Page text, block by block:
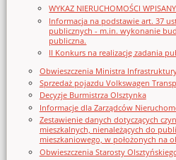
WYKAZ NIERUCHOMOŚCI
Informacja na podstawie art. 37
publicznych - m.in. wykonanie
publiczna.
II Konkurs na realizację zadania
Obwieszczenia Ministra
Sprzedaż pojazdu Volkswagen
Decyzje Burmistrza Olsztynka
Informacje dla Zarządców
Zestawienie danych dotyczących
mieszkalnych, nienależących do
mieszkaniowego, w położonych na
Obwieszczenia Starosty